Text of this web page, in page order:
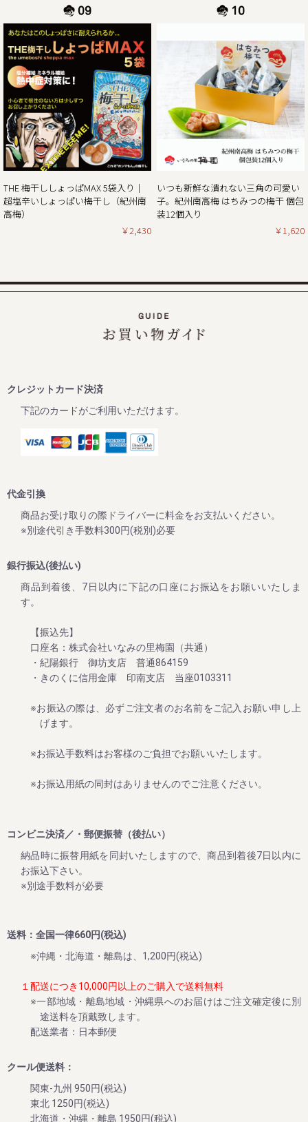
休業日後は、大変混雑が予想されますのであらかじめのご注
2024/11/01
11月1日より当ショップのお買い物で「ポイント5倍付与キャ
ンペーン」開催!!
平素は格別のご高配を賜り厚く御礼申し上げます。
現在、毎年大好評いただいている「秋・冬お買い得企画」を
開催しておりますが、合わせて11月1日より当ショップのお
買い物で通常のポイント5倍付与キャンペーンを開催してお
（ポイントは商品の税別価格を元に計算しております）
とてもお得なダブルキャンペーンとなっていますので、ぜひ
この機会にほんまもんの梅の味「紀州南高梅」をご賞味くだ
秋・冬の梅干しお買い得企画を開催！2024年最終セール
この度、ご家庭用梅干1kg×2個セットが大変お得にお買い求
画の商品をご購入いただいたお客様全員に「金山寺味噌」も
2024/10/01
【2024年10月1日より】原料価格高騰に伴う納入価格変更に
ついて
させていただいておりましたが、本年度の青梅が近年にない
大凶作となり、また原料価格の高騰、資材、運搬費、人件費
全てにおいての値上げなどにより、価格の見直しを余儀なく
される状況となりました。
皆様への誠に心苦しいお願い事ではございますが、2024年
10月1日より商品の価格改正（値上げ）を行わせていただき
ますので、何卒ご理解くださいますようお願い申し上げま
2024/06/12
夏のお買い得企画：ご家庭用梅干しが大変お買い得！ ～夏
のダブル企画のご案内～
これからますます暑くなりますが、夏バテ・熱中症対策にぜ
ひご賞味ください。
８月末までに早期ご予約承り中!!
今まさに収穫中の2024年の梅干しを、昔ながらのしそ味で漬
け込んだ、紀州南高梅 しそ漬け 1.2kg。
そんな想いで、今年も早期ご予約スタート!!!!
2024/06/04
新食感冷凍スイーツ「生クリームぱんだ」の販売を再開しま
した
今回、生クリームぱんだ（青うめ、柚子、みかん味）の販売
を再開させていただきました。
これから暑い日々が続きますので、ぜひ和歌山特産品の冷た
THE 梅干ししょっぱMAX 5袋入り｜
超塩辛いしょっぱい梅干し（紀州南
高梅）
￥2,430
いつも新鮮な潰れない三角の可愛い
子。紀州南高梅 はちみつの梅干 個包
装12個入り
￥1,620
クレジットカード決済
下記のカードがご利用いただけます。
代金引換
商品お受け取りの際ドライバーに料金をお支払いください。
※別途代引き手数料300円(税別)必要
銀行振込(後払い)
商品到着後、7日以内に下記の口座にお振込をお願いいたしま
す。
【振込先】
口座名：株式会社いなみの里梅園（共通）
・紀陽銀行 御坊支店 普通864159
・きのくに信用金庫 印南支店 当座0103311
※お振込の際は、必ずご注文者のお名前をご記入お願い申し上
げます。
※お振込手数料はお客様のご負担でお願いいたします。
※お振込用紙の同封はありませんのでご注意ください。
コンビニ決済／・郵便振替（後払い）
納品時に振替用紙を同封いたしますので、商品到着後7日以内に
お振込下さい。
※別途手数料が必要
送料：全国一律660円(税込)
※沖縄・北海道・離島は、1,200円(税込)
１配送につき10,000円以上のご購入で送料無料
※一部地域・離島地域・沖縄県へのお届けはご注文確定後に別
途送料を頂戴致します。
配送業者：日本郵便
クール便送料：
関東-九州 950円(税込)
東北 1250円(税込)
北海道・沖縄・離島 1950円(税込)